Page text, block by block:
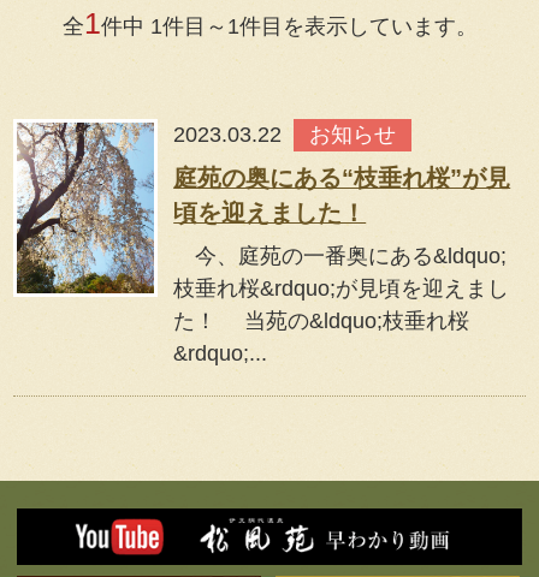
全1件中 1件目～1件目を表示しています。
2023.03.22 お知らせ
庭苑の奥にある“枝垂れ桜”が見
頃を迎えました！
今、庭苑の一番奥にある&ldquo;
枝垂れ桜&rdquo;が見頃を迎えまし
た！ 当苑の&ldquo;枝垂れ桜
&rdquo;...